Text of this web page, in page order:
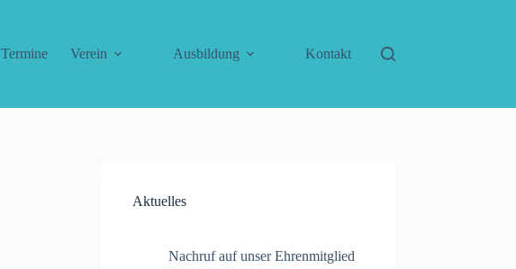
Termine Verein Ausbildung Kontakt
Aktuelles
Nachruf auf unser Ehrenmitglied